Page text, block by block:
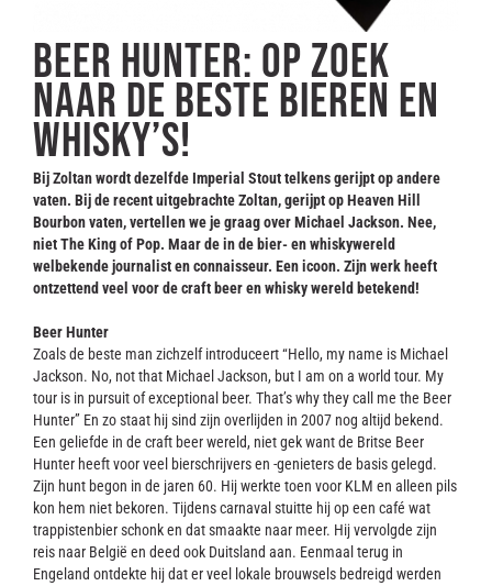
Beer Hunter: op zoek
naar de beste bieren en
whisky’s!
Bij Zoltan wordt dezelfde Imperial Stout telkens gerijpt op andere
vaten. Bij de recent uitgebrachte Zoltan, gerijpt op Heaven Hill
Bourbon vaten, vertellen we je graag over Michael Jackson. Nee,
niet The King of Pop. Maar de in de bier- en whiskywereld
welbekende journalist en connaisseur. Een icoon. Zijn werk heeft
ontzettend veel voor de craft beer en whisky wereld betekend!
Beer Hunter
Zoals de beste man zichzelf introduceert “Hello, my name is Michael
Jackson. No, not that Michael Jackson, but I am on a world tour. My
tour is in pursuit of exceptional beer. That’s why they call me the Beer
Hunter” En zo staat hij sind zijn overlijden in 2007 nog altijd bekend.
Een geliefde in de craft beer wereld, niet gek want de Britse Beer
Hunter heeft voor veel bierschrijvers en -genieters de basis gelegd.
Zijn hunt begon in de jaren 60. Hij werkte toen voor KLM en alleen pils
kon hem niet bekoren. Tijdens carnaval stuitte hij op een café wat
trappistenbier schonk en dat smaakte naar meer. Hij vervolgde zijn
reis naar België en deed ook Duitsland aan. Eenmaal terug in
Engeland ontdekte hij dat er veel lokale brouwsels bedreigd werden